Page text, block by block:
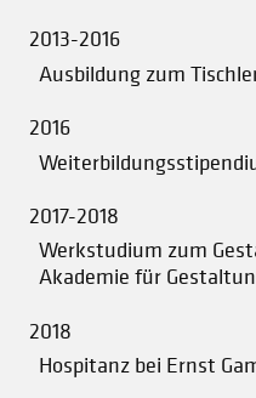
2013-2016
Ausbildung zum
2016
2017-2018
Werkstudium zum
Akademie für
2018
Hospitanz bei Ernst